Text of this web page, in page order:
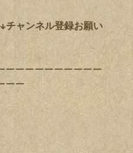
チャンネル登録お願い
ーーーーーーーーーー
ーー